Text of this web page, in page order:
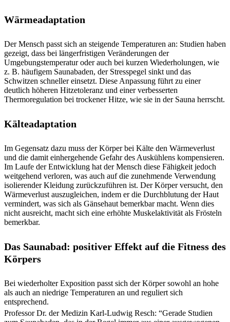
Wärmeadaptation
Der Mensch passt sich an steigende Temperaturen an: Studien haben
gezeigt, dass bei längerfristigen Veränderungen der
Umgebungstemperatur oder auch bei kurzen Wiederholungen, wie
z. B. häufigem Saunabaden, der Stresspegel sinkt und das
Schwitzen schneller einsetzt. Diese Anpassung führt zu einer
deutlich höheren Hitzetoleranz und einer verbesserten
Thermoregulation bei trockener Hitze, wie sie in der Sauna herrscht.
Kälteadaptation
Im Gegensatz dazu muss der Körper bei Kälte den Wärmeverlust
und die damit einhergehende Gefahr des Auskühlens kompensieren.
Im Laufe der Entwicklung hat der Mensch diese Fähigkeit jedoch
weitgehend verloren, was auch auf die zunehmende Verwendung
isolierender Kleidung zurückzuführen ist. Der Körper versucht, den
Wärmeverlust auszugleichen, indem er die Durchblutung der Haut
vermindert, was sich als Gänsehaut bemerkbar macht. Wenn dies
nicht ausreicht, macht sich eine erhöhte Muskelaktivität als Frösteln
bemerkbar.
Das Saunabad: positiver Effekt auf die Fitness des
Körpers
Bei wiederholter Exposition passt sich der Körper sowohl an hohe
als auch an niedrige Temperaturen an und reguliert sich
entsprechend.
Professor Dr. der Medizin Karl-Ludwig Resch: “Gerade Studien